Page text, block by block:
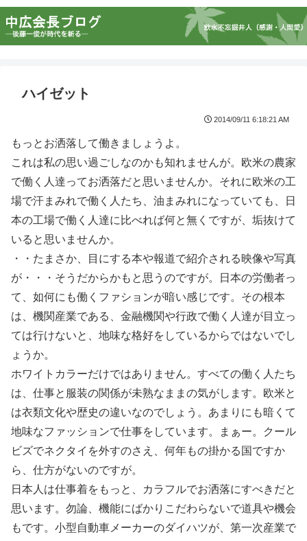
ハイゼット
2014/09/11 6:18:21 AM
もっとお洒落して働きましょうよ。
これは私の思い過ごしなのかも知れませんが。欧米の農家
で働く人達ってお洒落だと思いませんか。それに欧米の工
場で汗まみれで働く人たち、油まみれになっていても、日
本の工場で働く人達に比べれば何と無くですが、垢抜けて
いると思いませんか。
・・たまさか、目にする本や報道で紹介される映像や写真
が・・・そうだからかもと思うのですが。日本の労働者っ
て、如何にも働くファションが暗い感じです。その根本
は、機関産業である、金融機関や行政で働く人達が目立っ
ては行けないと、地味な格好をしているからではないでし
ょうか。
ホワイトカラーだけではありません。すべての働く人たち
は、仕事と服装の関係が未熟なままの気がします。欧米と
は衣類文化や歴史の違いなのでしょう。あまりにも暗くて
地味なファッションで仕事をしています。まぁー。クール
ビズでネクタイを外すのさえ、何年もの掛かる国ですか
ら、仕方がないのですが。
日本人は仕事着をもっと、カラフルでお洒落にすべきだと
思います。勿論、機能にばかりこだわらないで道具や機会
もです。小型自動車メーカーのダイハツが、第一次産業で